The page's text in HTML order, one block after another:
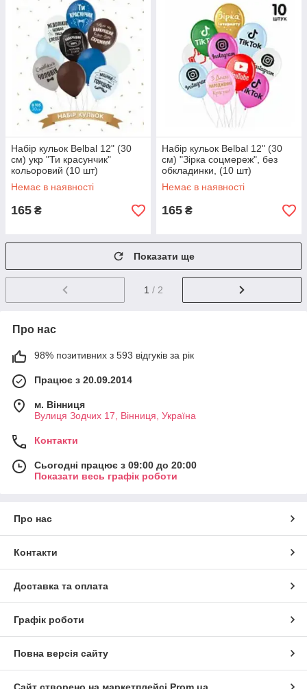
Набір кульок Belbal 12" (30
см) укр "Ти красунчик"
кольоровий (10 шт)
Немає в наявності
165 ₴
Набір кульок Belbal 12" (30
см) "Зірка соцмереж", без
обкладинки, (10 шт)
Немає в наявності
165 ₴
Показати ще
1 / 2
Про нас
98% позитивних з 593 відгуків за рік
Працює з 20.09.2014
м. Вінниця
Вулиця Зодчих 17, Вінниця, Україна
Контакти
Сьогодні працює з 09:00 до 20:00
Показати весь графік роботи
Про нас
Контакти
Доставка та оплата
Графік роботи
Повна версія сайту